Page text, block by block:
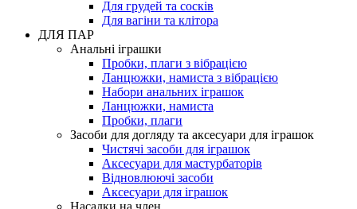
Для грудей та сосків
Для вагіни та клітора
ДЛЯ ПАР
Анальні іграшки
Пробки, плаги з вібрацією
Ланцюжки, намиста з вібрацією
Набори анальних іграшок
Ланцюжки, намиста
Пробки, плаги
Засоби для догляду та аксесуари для іграшок
Чистячі засоби для іграшок
Аксесуари для мастурбаторів
Відновлюючі засоби
Аксесуари для іграшок
Насадки на член